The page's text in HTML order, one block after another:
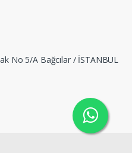
No 5/A Bağcılar / İSTANBUL